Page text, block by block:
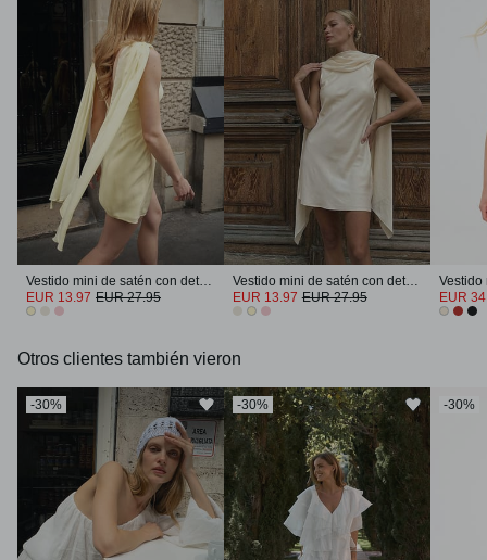
Vestido mini de satén con detalle de pañuelo
EUR 13.97 EUR 27.95
Vestido mini de satén con detalle de pañuelo
EUR 13.97 EUR 27.95 EUR
Otros clientes también vieron
-30% -30% -30%